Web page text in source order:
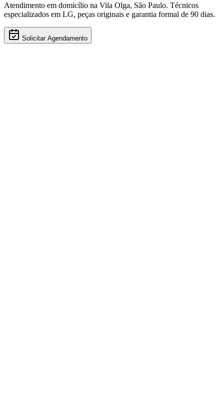
Atendimento em domicílio na Vila Olga, São Paulo. Técnicos
especializados em LG, peças originais e garantia formal de 90 dias.
Solicitar Agendamento